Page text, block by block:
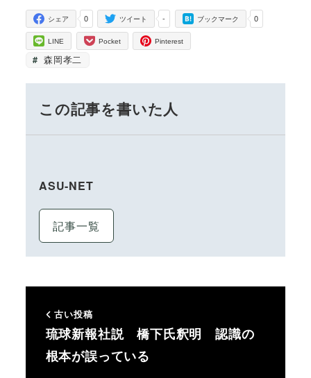
0
シェア -
ツイート 0
ブックマーク
LINE Pocket Pinterest
森岡孝二
この記事を書いた人
ASU-NET
記事一覧
古い投稿
琉球新報社説 橋下氏釈明 認識の
根本が誤っている